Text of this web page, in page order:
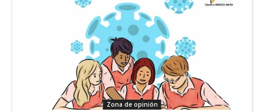
Zona de opinión